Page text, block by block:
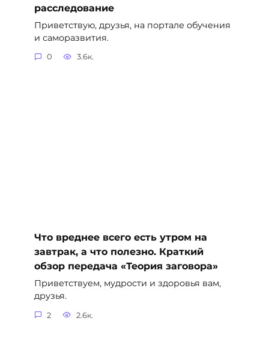
расследование
Приветствую, друзья, на портале обучения
и саморазвития.
0 3.6к.
Что вреднее всего есть утром на
завтрак, а что полезно. Краткий
обзор передача «Теория заговора»
Приветствуем, мудрости и здоровья вам,
друзья.
2 2.6к.